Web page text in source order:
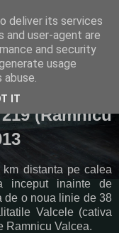
(Ramnicu
km distanta pe calea
inceput inainte de
de o noua linie de 38
Valcele (cativa
Ramnicu Valcea.
deliver its services
and user-agent are
and security
usage
IT